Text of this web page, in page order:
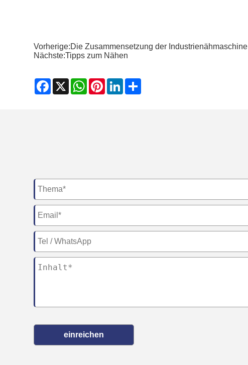
Vorherige:Die Zusammensetzung der Industrienähmaschine
Nächste:Tipps zum Nähen
Facebook
X WhatsApp
PinterestLinkedIn
einreichen